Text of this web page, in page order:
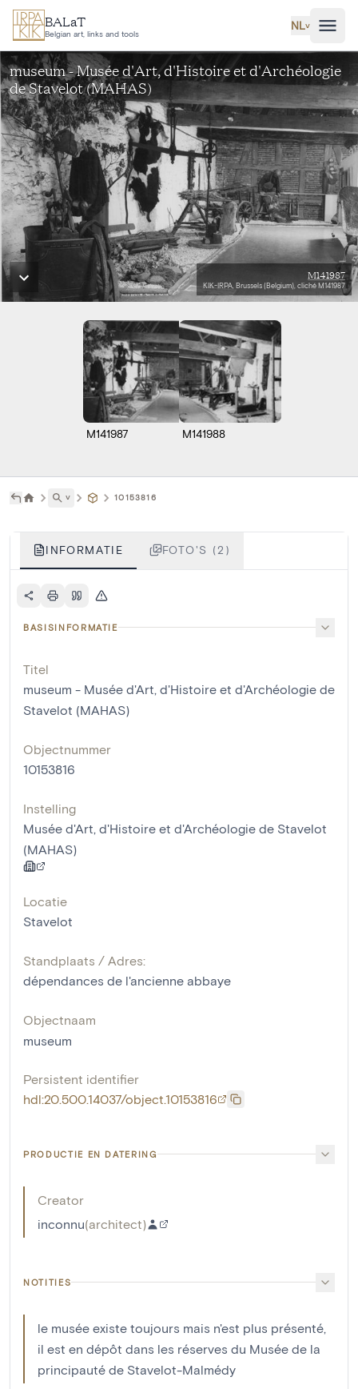
Ga naar hoofdinhoud
BALaT
Belgian art, links and tools
NL˅
museum - Musée d'Art, d'Histoire et d'Archéologie
de Stavelot (MAHAS)
M141987
KIK-IRPA, Brussels (Belgium), cliché M141987
M141987 M141988
˅ 10153816
INFORMATIE FOTO'S (2)
BASISINFORMATIE
Titel
museum - Musée d'Art, d'Histoire et d'Archéologie de
Stavelot (MAHAS)
Objectnummer
10153816
Instelling
Musée d'Art, d'Histoire et d'Archéologie de Stavelot
(MAHAS)
Locatie
Stavelot
Standplaats / Adres:
dépendances de l'ancienne abbaye
Objectnaam
museum
Persistent identifier
hdl:20.500.14037/object.10153816
PRODUCTIE EN DATERING
Creator
inconnu(architect)
NOTITIES
le musée existe toujours mais n'est plus présenté,
il est en dépôt dans les réserves du Musée de la
principauté de Stavelot-Malmédy